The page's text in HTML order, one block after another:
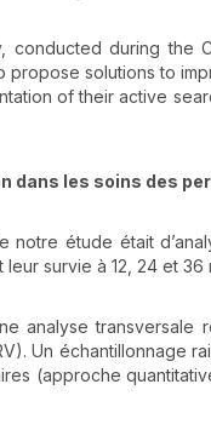
conducted during the
propose solutions to
of their active
dans les soins des
notre étude était
survie à 12, 24 et 36
analyse
Un échantillonnage
(approche